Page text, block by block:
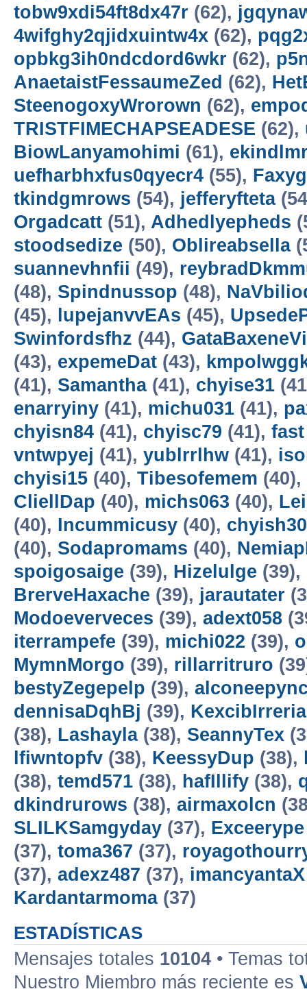
tobw9xdi54ft8dx47r (62),
4wifghy2qjidxuintw4x (62),
opbkg3ih0ndcdord6wkr (62),
AnaetaistFessaumeZed (62),
SteenogoxyWrorown (62),
TRISTFIMECHAPSEADESE (62),
BiowLanyamohimi (61),
uefharbhxfus0qyecr4 (55),
tkindgmrows (54), jefferyfteta
Orgadcatt (51), Adhedlyepheds
stoodsedize (50), Oblireabsella
suannevhnfii (49),
(48), Spindnussop (48),
(45),
lupejanvvEAs (45),
Swinfordsfhz (44),
(43), expemeDat (43),
(41), Samantha(41), chyise31
enarryiny (41), michu031 (41),
chyisn84 (41), chyisc79 (41),
vntwpyej (41), yublrrlhw (41),
chyisi15 (40), Tibesofemem (40),
CliellDap (40), michs063 (40),
(40), Incummicusy (40), chyish30
(40), Sodapromams (40),
spoigosaige (39), Hizelulge (39),
BrerveHaxache (39), jarautater
Modoeverveces (39), adext058
iterrampefe (39), michi022 (39),
MymnMorgo (39), rillarritruro
bestyZegepelp (39),
dennisaDqhBj (39), KexcibIrreria
(38), Lashayla(38), SeannyTex
lfiwntopfv (38), KeessyDup (38),
(38), temd571 (38), hafIllify (38),
dkindrurows (38), airmaxolcn
SLILKSamgyday (37), Exceerype
(37), toma367 (37),
(37), adexz487 (37), imancyantaX
Kardantarmoma(37)
ESTADÍSTICAS
Mensajes totales 10104 • Temas
Nuestro Miembro más reciente es